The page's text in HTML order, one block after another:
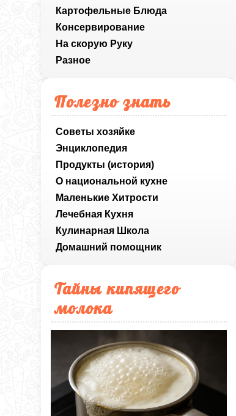
Картофельные Блюда
Консервирование
На скорую Руку
Разное
Полезно знать
Советы хозяйке
Энциклопедия
Продукты (история)
О национальной кухне
Маленькие Хитрости
Лечебная Кухня
Кулинарная Школа
Домашний помощник
Тайны кипящего
молока